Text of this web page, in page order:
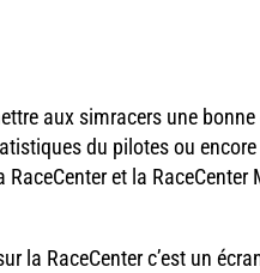
aux simracers une
du pilotes ou
et la
la RaceCenter c’est un